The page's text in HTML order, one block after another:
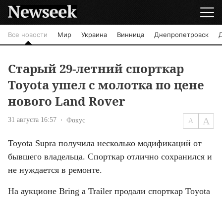
Все новости Мир Украина Винница Днепропетровск
Старый 29-летний спорткар
Toyota ушел с молотка по цене
нового Land Rover
31 августа 16:57 Фокус
Toyota Supra получила несколько модификаций от
бывшего владельца. Спорткар отлично сохранился и
не нуждается в ремонте.
На аукционе Bring a Trailer продали спорткар Toyota